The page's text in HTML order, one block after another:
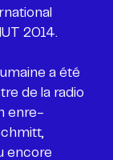
2014.
a été
de la radio
enre-
encore